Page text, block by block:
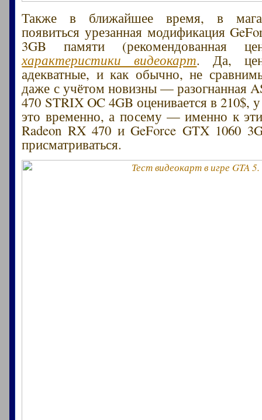
Также в ближайшее время, в
появиться урезанная модификация
3GB памяти (рекомендованная
характеристики видеокарт. Да,
адекватные, и как обычно, не
даже с учётом новизны — разогнанная
470 STRIX OC 4GB оценивается в 210$,
это временно, а посему — именно к
Radeon RX 470 и GeForce GTX 1060
присматриваться.